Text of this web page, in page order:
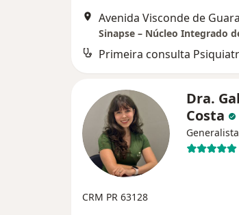
Sinapse – Núcleo Integrado
Primeira consulta
Dra.
Costa
Generalista
CRM PR 63128